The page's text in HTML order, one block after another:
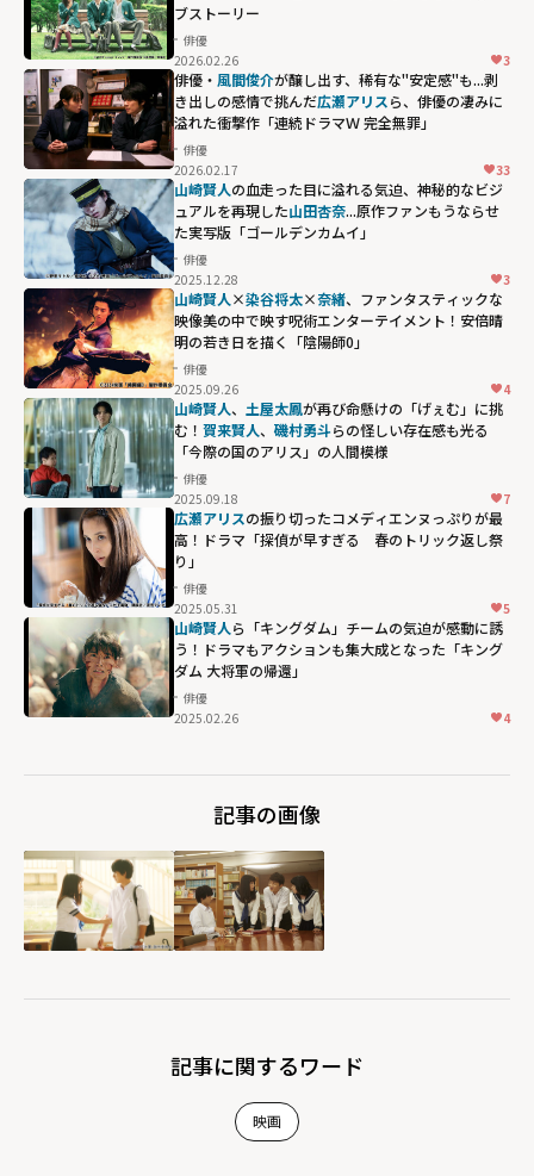
ブストーリー
俳優
2026.02.26
3
広瀬アリスら、
俳優の凄みに溢
れた衝撃作「連
続ドラマＷ 完全
無罪」"
width="304"
height="203"
loading="lazy"
fetchpriority="h
igh">
俳優・ 風間俊介が醸し出す、稀有な"安定感"も...剥
き出しの感情で挑んだ広瀬アリスら、俳優の凄みに
溢れた衝撃作「連続ドラマＷ 完全無罪」
俳優
2026.02.17
33
山崎賢人の血走った目に溢れる気迫、神秘的なビジ
ュアルを再現した山田杏奈...原作ファンもうならせ
た実写版「ゴールデンカムイ」
俳優
2025.12.28
3
山崎賢人×染谷将太×奈緒、ファンタスティックな
映像美の中で映す呪術エンターテイメント！安倍晴
明の若き日を描く「陰陽師0」
俳優
2025.09.26
4
山崎賢人、 土屋太鳳が再び命懸けの「げぇむ」に挑
む！ 賀来賢人、 磯村勇斗らの怪しい存在感も光る
「今際の国のアリス」の人間模様
俳優
2025.09.18
7
広瀬アリスの振り切ったコメディエンヌっぷりが最
高！ドラマ「探偵が早すぎる 春のトリック返し祭
り」
俳優
2025.05.31
5
山崎賢人ら「キングダム」チームの気迫が感動に誘
う！ドラマもアクションも集大成となった「キング
ダム 大将軍の帰還」
俳優
2025.02.26
4
記事の画像
記事に関するワード
映画